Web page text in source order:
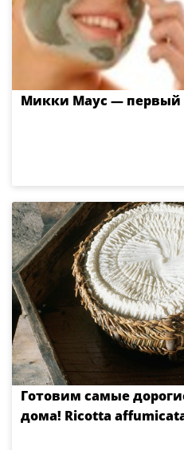
Микки Маус — первый
Готовим самые
дома! Ricotta